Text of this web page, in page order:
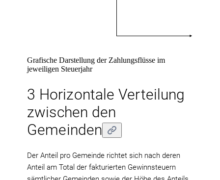
Grafische Darstellung der Zahlungsflüsse im
jeweiligen Steuerjahr
3 Horizontale Verteilung
zwischen den
Gemeinden
Der Anteil pro Gemeinde richtet sich nach deren
Anteil am Total der fakturierten Gewinnsteuern